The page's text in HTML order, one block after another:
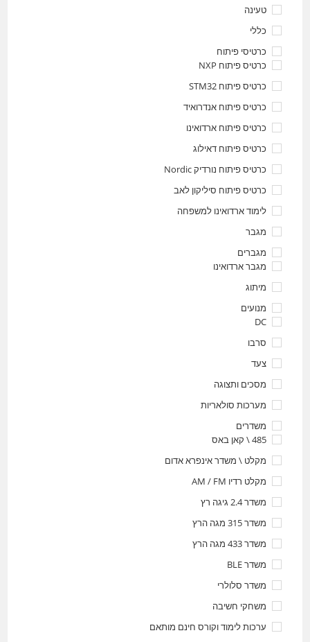
טעינה
כללי
כרטיסי פיתוח
כרטיס פיתוח NXP
כרטיס פיתוח STM32
כרטיס פיתוח אנדרואיד
כרטיס פיתוח ארדואינו
כרטיס פיתוח דאילוג
כרטיס פיתוח נורדיק Nordic
כרטיס פיתוח סיליקון לאב
לימוד ארדואינו למשפחה
מגבר
מגברים
מגבר ארדואינו
מיתוג
מנועים
DC
סרבו
צעד
מסכים ותצוגה
מערכות סולאריות
משדרים
485 \ קאן באס
מקלט \ משדר אינפרא אדום
מקלט רדיו AM / FM
משדר 2.4 גיגה רץ
משדר 315 מגה הרץ
משדר 433 מגה הרץ
משדר BLE
משדר סלולרי
משחקי חשיבה
ערכות לימוד וקורס חינם מותאם